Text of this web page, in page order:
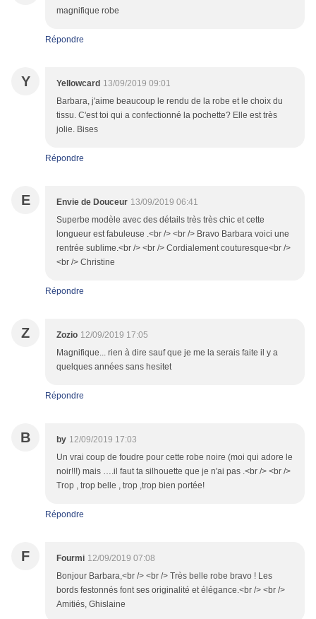
magnifique robe
Répondre
Y Yellowcard 13/09/2019 09:01
Barbara, j'aime beaucoup le rendu de la robe et le choix du
tissu. C'est toi qui a confectionné la pochette? Elle est très
jolie. Bises
Répondre
E Envie de Douceur 13/09/2019 06:41
Superbe modèle avec des détails très très chic et cette
longueur est fabuleuse .<br /> <br /> Bravo Barbara voici une
rentrée sublime.<br /> <br /> Cordialement couturesque<br />
<br /> Christine
Répondre
Z Zozio 12/09/2019 17:05
Magnifique... rien à dire sauf que je me la serais faite il y a
quelques années sans hesitet
Répondre
B by 12/09/2019 17:03
Un vrai coup de foudre pour cette robe noire (moi qui adore le
noir!!!) mais ….il faut ta silhouette que je n'ai pas .<br /> <br />
Trop , trop belle , trop ,trop bien portée!
Répondre
F Fourmi 12/09/2019 07:08
Bonjour Barbara,<br /> <br /> Très belle robe bravo ! Les
bords festonnés font ses originalité et élégance.<br /> <br />
Amitiés, Ghislaine